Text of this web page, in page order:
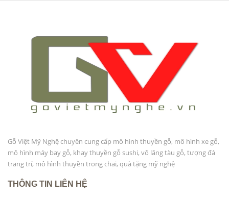
Gỗ Việt Mỹ Nghệ chuyên cung cấp mô hình thuyền gỗ, mô hình xe gỗ,
mô hình máy bay gỗ, khay thuyền gỗ sushi, vô lăng tàu gỗ, tượng đá
trang trí, mô hình thuyền trong chai, quà tặng mỹ nghệ
THÔNG TIN LIÊN HỆ